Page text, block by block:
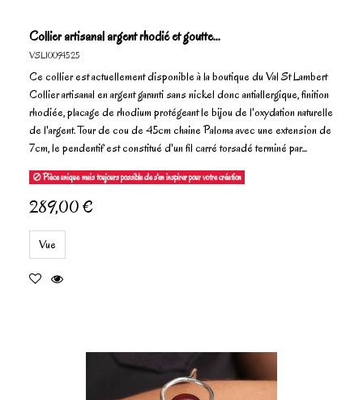
Collier artisanal argent rhodié et goutte...
VSL10094525
Ce collier est actuellement disponible à la boutique du Val St Lambert
Collier artisanal en argent garanti sans nickel donc antiallergique, finition
rhodiée, placage de rhodium protégeant le bijou de l'oxydation naturelle
de l'argent. Tour de cou de 45cm chaine Paloma avec une extension de
7cm, le pendentif est constitué d'un fil carré torsadé terminé par...
Pièce unique mais toujours possible de s'en inspirer pour votre création
289,00 €
Vue